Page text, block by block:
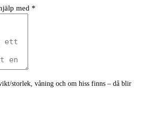
med *
storlek, våning och om hiss finns – då blir